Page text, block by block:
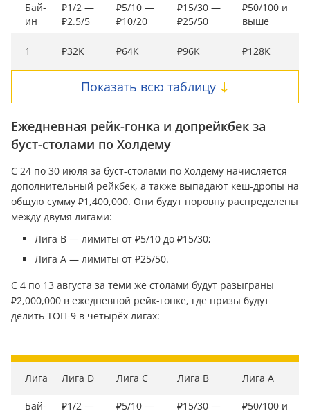
Бай-
ин
₽1/2 —
₽2.5/5
₽5/10 —
₽10/20
₽15/30 —
₽25/50
₽50/100 и
выше
1 ₽32К ₽64К ₽96К ₽128К
Показать всю таблицу
Ежедневная рейк-гонка и допрейкбек за
буст-столами по Холдему
С 24 по 30 июля за буст-столами по Холдему начисляется
дополнительный рейкбек, а также выпадают кеш-дропы на
общую сумму ₽1,400,000. Они будут поровну распределены
между двумя лигами:
Лига B — лимиты от ₽5/10 до ₽15/30;
Лига А — лимиты от ₽25/50.
С 4 по 13 августа за теми же столами будут разыграны
₽2,000,000 в ежедневной рейк-гонке, где призы будут
делить ТОП-9 в четырёх лигах:
Лига Лига D Лига С Лига B Лига A
Бай- ₽1/2 — ₽5/10 — ₽15/30 — ₽50/100 и